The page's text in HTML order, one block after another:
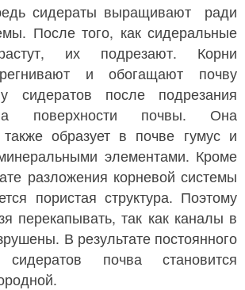
сидераты выращивают ради
После того, как сидеральные
их подрезают. Корни
и обогащают почву
сидератов после подрезания
поверхности почвы. Она
также образует в почве гумус и
элементами. Кроме
разложения корневой системы
пористая структура. Поэтому
перекапывать, так как каналы в
В результате постоянного
почва становится